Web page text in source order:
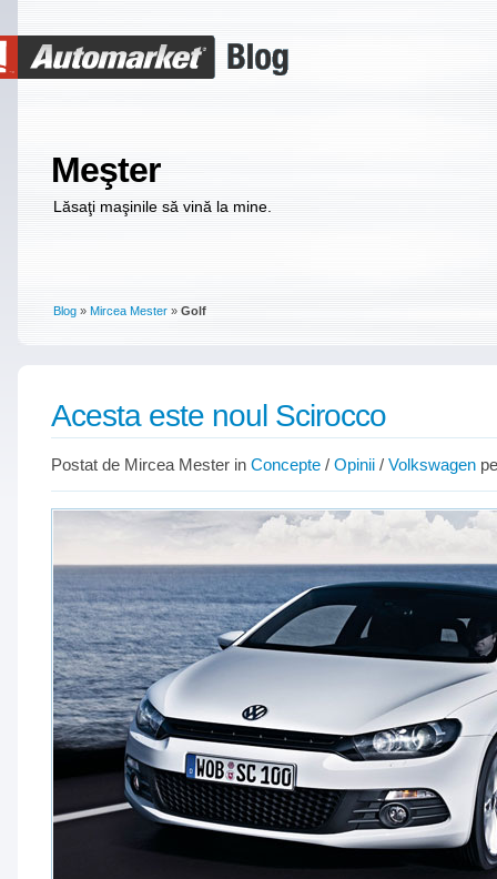
Meşter
Lăsaţi maşinile să vină la mine.
Blog » Mircea Mester » Golf
Acesta este noul Scirocco
Postat de Mircea Mester in Concepte / Opinii / Volkswagen